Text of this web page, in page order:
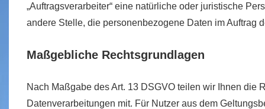
„Auftragsverarbeiter“ eine natürliche oder juristische
andere Stelle, die personenbezogene Daten im Auftrag
Maßgebliche Rechtsgrundlagen
Nach Maßgabe des Art. 13 DSGVO teilen wir Ihnen die
Datenverarbeitungen mit. Für Nutzer aus dem